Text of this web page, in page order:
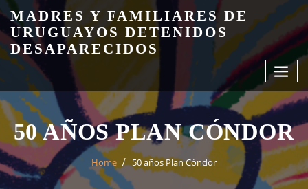
Skip
content
MADRES Y FAMILIARES DE
URUGUAYOS DETENIDOS
DESAPARECIDOS
50 AÑOS PLAN CÓNDOR
Home 50 años Plan Cóndor